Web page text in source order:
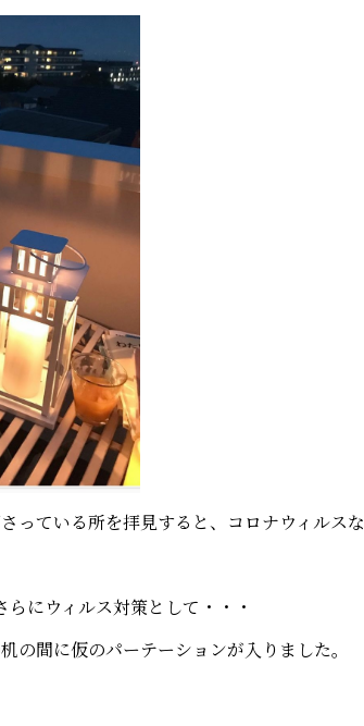
っている所を拝見すると、コロナウィルス
にウィルス対策として・・・
の間に仮のパーテーションが入りました。